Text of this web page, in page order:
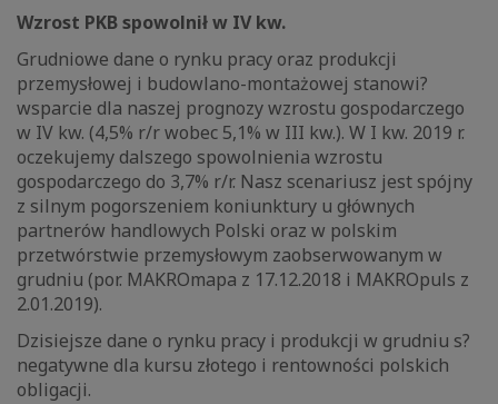
Wzrost PKB spowolnił w IV kw.
Grudniowe dane o rynku pracy oraz produkcji
przemysłowej i budowlano-montażowej stanowi?
wsparcie dla naszej prognozy wzrostu gospodarczego
w IV kw. (4,5% r/r wobec 5,1% w III kw.). W I kw. 2019 r.
oczekujemy dalszego spowolnienia wzrostu
gospodarczego do 3,7% r/r. Nasz scenariusz jest spójny
z silnym pogorszeniem koniunktury u głównych
partnerów handlowych Polski oraz w polskim
przetwórstwie przemysłowym zaobserwowanym w
grudniu (por. MAKROmapa z 17.12.2018 i MAKROpuls z
2.01.2019).
Dzisiejsze dane o rynku pracy i produkcji w grudniu s?
negatywne dla kursu złotego i rentowności polskich
obligacji.